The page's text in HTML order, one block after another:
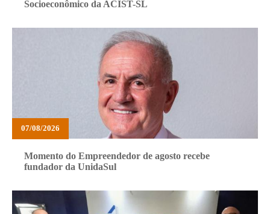
Socioeconômico da ACIST-SL
07/08/2026
Momento do Empreendedor de agosto recebe
fundador da UnidaSul